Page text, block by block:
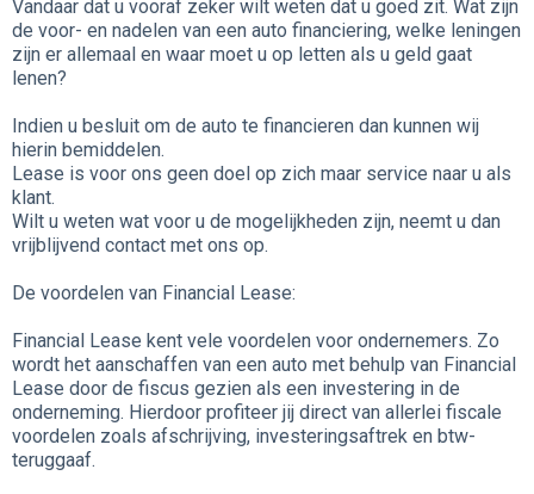
Vandaar dat u vooraf zeker wilt weten dat u goed zit. Wat zijn
de voor- en nadelen van een auto financiering, welke leningen
zijn er allemaal en waar moet u op letten als u geld gaat
lenen?
Indien u besluit om de auto te financieren dan kunnen wij
hierin bemiddelen.
Lease is voor ons geen doel op zich maar service naar u als
klant.
Wilt u weten wat voor u de mogelijkheden zijn, neemt u dan
vrijblijvend contact met ons op.
De voordelen van Financial Lease:
Financial Lease kent vele voordelen voor ondernemers. Zo
wordt het aanschaffen van een auto met behulp van Financial
Lease door de fiscus gezien als een investering in de
onderneming. Hierdoor profiteer jij direct van allerlei fiscale
voordelen zoals afschrijving, investeringsaftrek en btw-
teruggaaf.